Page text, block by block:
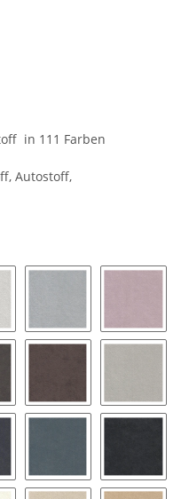
in 111 Farben
Autostoff,
silver grey9032 platinum9141
taupe 9177 String 9118
pewter9182 twilight9189